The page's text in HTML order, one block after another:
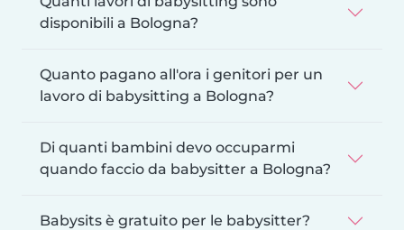
disponibili a Bologna?
Quanto pagano all'ora i genitori per un
lavoro di babysitting a Bologna?
Di quanti bambini devo occuparmi
quando faccio da babysitter a Bologna?
Babysits è gratuito per le babysitter?